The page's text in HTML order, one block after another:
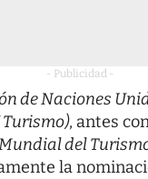
- Publicidad -
de Naciones
Turismo), antes
del
la